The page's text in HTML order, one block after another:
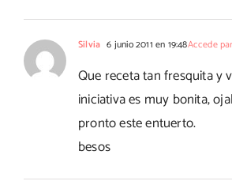
Silvia 6 junio 2011 en 19:48Accede
Que receta tan fresquita y
iniciativa es muy bonita,
pronto este entuerto.
besos